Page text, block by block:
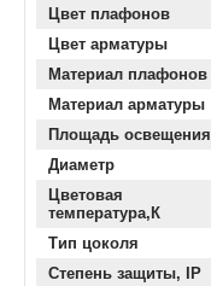
Цвет плафонов
Цвет арматуры
Материал плафонов
Материал арматуры
Площадь освещения
Диаметр
Цветовая
температура,К
Тип цоколя
Степень защиты, IP